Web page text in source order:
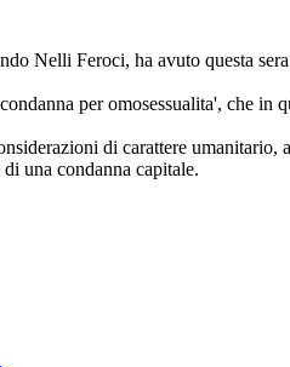
Nelli Feroci, ha avuto questa
per omosessualita', che in
di carattere umanitario,
una condanna capitale.